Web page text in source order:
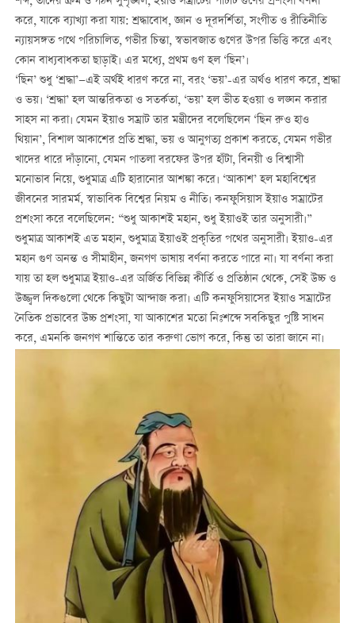
করে, যাকে ব্যাখ্যা করা যায়: শ্রদ্ধাবোধ, জ্ঞান ও দূরদর্শিতা, সংগীত ও রীতিনীতি
ন্যায়সঙ্গত পথে পরিচালিত, গভীর চিন্তা, স্বভাবজাত গুণের উপর ভিত্তি করে এবং
কোন বাধ্যবাধকতা ছাড়াই। এর মধ্যে, প্রথম গুণ হল ‘ছিন’।
‘ছিন’ শুধু ‘শ্রদ্ধা’—এই অর্থই ধারণ করে না, বরং ‘ভয়’-এর অর্থও ধারণ করে, শ্রদ্ধা
ও ভয়। ‘শ্রদ্ধা’ হল আন্তরিকতা ও সতর্কতা, ‘ভয়’ হল ভীত হওয়া ও লঙ্ঘন করার
সাহস না করা। যেমন ইয়াও সম্রাট তার মন্ত্রীদের বলেছিলেন ‘ছিন রুও হাও
থিয়ান’, বিশাল আকাশের প্রতি শ্রদ্ধা, ভয় ও আনুগত্য প্রকাশ করতে, যেমন গভীর
খাদের ধারে দাঁড়ানো, যেমন পাতলা বরফের উপর হাঁটা, বিনয়ী ও বিশ্বাসী
মনোভাব নিয়ে, শুধুমাত্র এটি হারানোর আশঙ্কা করে। ‘আকাশ’ হল মহাবিশ্বের
জীবনের সারমর্ম, স্বাভাবিক বিশ্বের নিয়ম ও নীতি। কনফুসিয়াস ইয়াও সম্রাটের
প্রশংসা করে বলেছিলেন: “শুধু আকাশই মহান, শুধু ইয়াওই তার অনুসারী।”
শুধুমাত্র আকাশই এত মহান, শুধুমাত্র ইয়াওই প্রকৃতির পথের অনুসারী। ইয়াও-এর
মহান গুণ অনন্ত ও সীমাহীন, জনগণ ভাষায় বর্ণনা করতে পারে না। যা বর্ণনা করা
যায় তা হল শুধুমাত্র ইয়াও-এর অর্জিত বিভিন্ন কীর্তি ও প্রতিষ্ঠান থেকে, সেই উচ্চ ও
উজ্জ্বল দিকগুলো থেকে কিছুটা আন্দাজ করা। এটি কনফুসিয়াসের ইয়াও সম্রাটের
নৈতিক প্রভাবের উচ্চ প্রশংসা, যা আকাশের মতো নিঃশব্দে সবকিছুর পুষ্টি সাধন
করে, এমনকি জনগণ শান্তিতে তার করুণা ভোগ করে, কিন্তু তা তারা জানে না।